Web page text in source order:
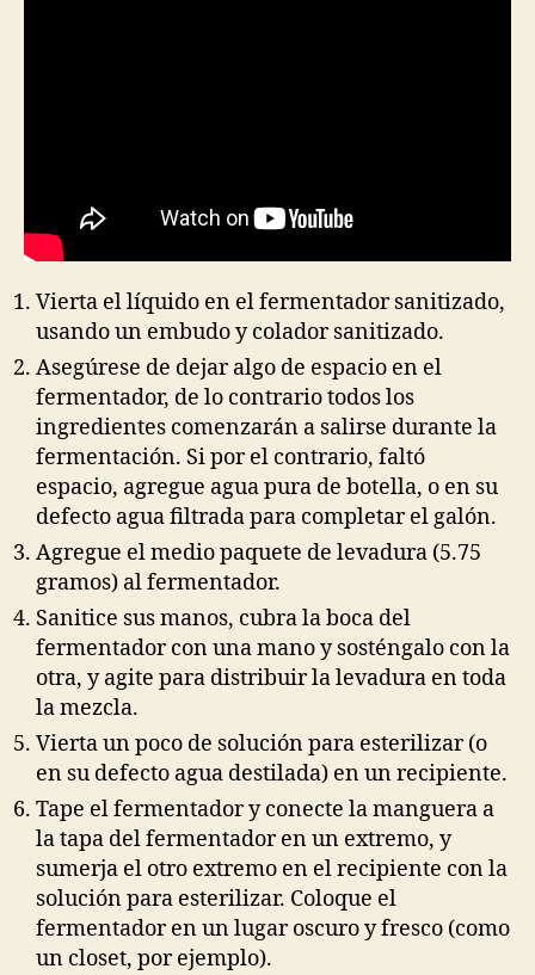
Vierta el líquido en el fermentador sanitizado,
usando un embudo y colador sanitizado.
Asegúrese de dejar algo de espacio en el
fermentador, de lo contrario todos los
ingredientes comenzarán a salirse durante la
fermentación. Si por el contrario, faltó
espacio, agregue agua pura de botella, o en su
defecto agua filtrada para completar el galón.
Agregue el medio paquete de levadura (5.75
gramos) al fermentador.
Sanitice sus manos, cubra la boca del
fermentador con una mano y sosténgalo con la
otra, y agite para distribuir la levadura en toda
la mezcla.
Vierta un poco de solución para esterilizar (o
en su defecto agua destilada) en un recipiente.
Tape el fermentador y conecte la manguera a
la tapa del fermentador en un extremo, y
sumerja el otro extremo en el recipiente con la
solución para esterilizar. Coloque el
fermentador en un lugar oscuro y fresco (como
un closet, por ejemplo).